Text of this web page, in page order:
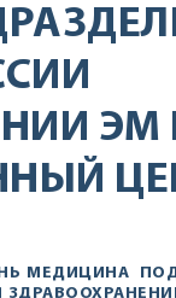
ЭМ
МЕДИЦИНА